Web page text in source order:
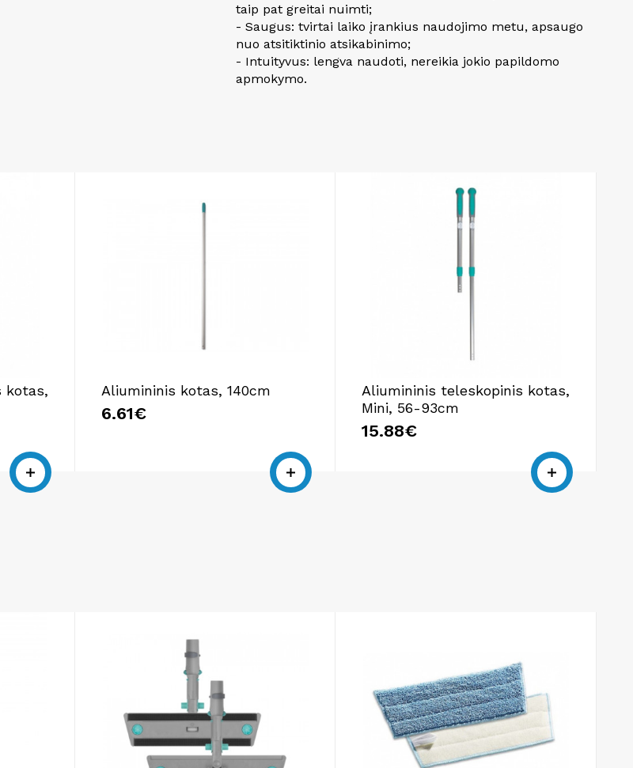
taip pat greitai nuimti;
- Saugus: tvirtai laiko įrankius naudojimo metu, apsaugo
nuo atsitiktinio atsikabinimo;
- Intuityvus: lengva naudoti, nereikia jokio papildomo
apmokymo.
kotas,
Aliumininis kotas, 140cm
6.61€
Aliumininis teleskopinis kotas,
Mini, 56-93cm
15.88€